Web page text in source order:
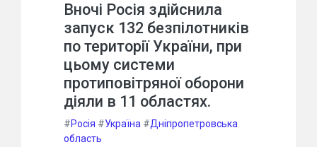
Вночі Росія здійснила
запуск 132 безпілотників
по території України, при
цьому системи
протиповітряної оборони
діяли в 11 областях.
#Росія #Україна #Дніпропетровська
область